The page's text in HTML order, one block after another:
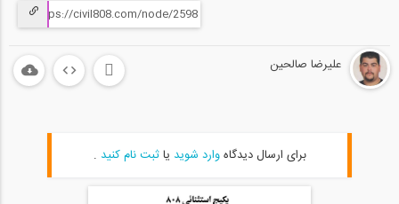
علیرضا صالحین
برای ارسال دیدگاهوارد شوید یاثبت نام کنید .